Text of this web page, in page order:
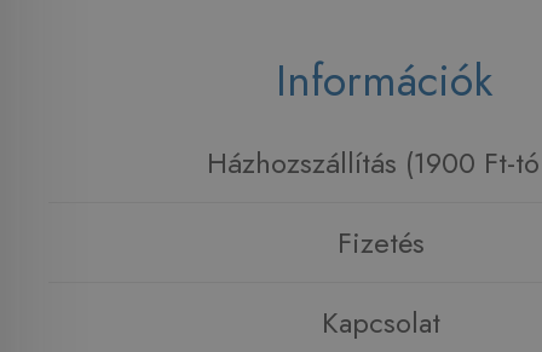
Információk
Házhozszállítás (1900 Ft-
Fizetés
Kapcsolat